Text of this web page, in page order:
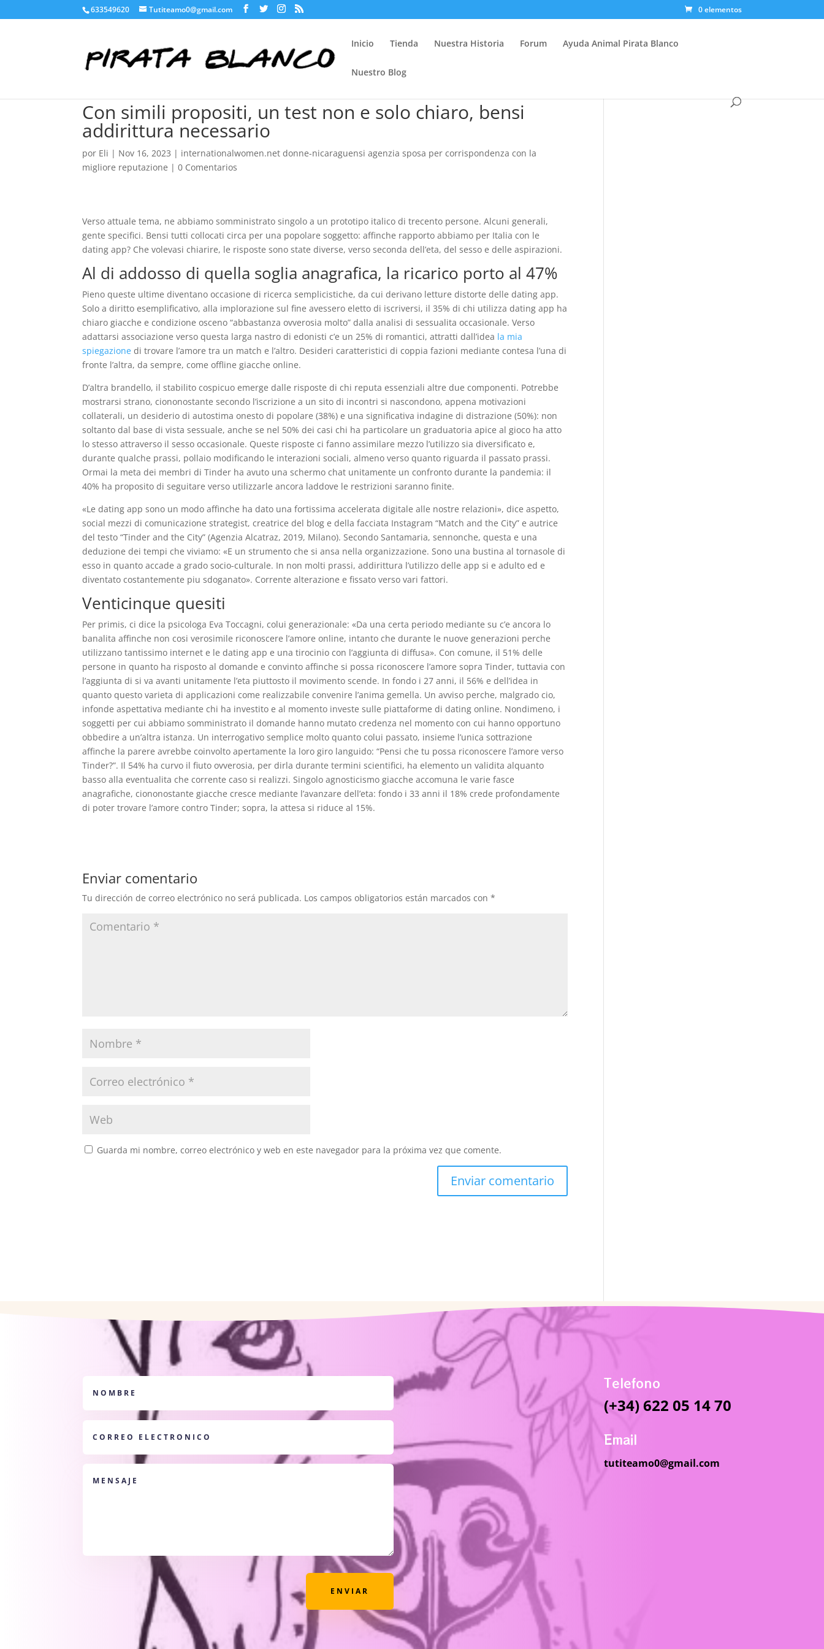
633549620 Tutiteamo0@gmail.com 0 elementos
Inicio Tienda Nuestra Historia Forum Ayuda Animal Pirata Blanco
Nuestro Blog
Con simili propositi, un test non e solo chiaro, bensi
addirittura necessario
por Eli | Nov 16, 2023 | internationalwomen.net donne-nicaraguensi agenzia sposa per corrispondenza con la
migliore reputazione |0 Comentarios
Verso attuale tema, ne abbiamo somministrato singolo a un prototipo italico di trecento persone. Alcuni generali,
gente specifici. Bensi tutti collocati circa per una popolare soggetto: affinche rapporto abbiamo per Italia con le
dating app? Che volevasi chiarire, le risposte sono state diverse, verso seconda dell’eta, del sesso e delle aspirazioni.
Al di addosso di quella soglia anagrafica, la ricarico porto al 47%
Pieno queste ultime diventano occasione di ricerca semplicistiche, da cui derivano letture distorte delle dating app.
Solo a diritto esemplificativo, alla implorazione sul fine avessero eletto di iscriversi, il 35% di chi utilizza dating app ha
chiaro giacche e condizione osceno “abbastanza ovverosia molto” dalla analisi di sessualita occasionale. Verso
adattarsi associazione verso questa larga nastro di edonisti c’e un 25% di romantici, attratti dall’idea la mia
spiegazione di trovare l’amore tra un match e l’altro. Desideri caratteristici di coppia fazioni mediante contesa l’una di
fronte l’altra, da sempre, come offline giacche online.
D’altra brandello, il stabilito cospicuo emerge dalle risposte di chi reputa essenziali altre due componenti. Potrebbe
mostrarsi strano, ciononostante secondo l’iscrizione a un sito di incontri si nascondono, appena motivazioni
collaterali, un desiderio di autostima onesto di popolare (38%) e una significativa indagine di distrazione (50%): non
soltanto dal base di vista sessuale, anche se nel 50% dei casi chi ha particolare un graduatoria apice al gioco ha atto
lo stesso attraverso il sesso occasionale. Queste risposte ci fanno assimilare mezzo l’utilizzo sia diversificato e,
durante qualche prassi, pollaio modificando le interazioni sociali, almeno verso quanto riguarda il passato prassi.
Ormai la meta dei membri di Tinder ha avuto una schermo chat unitamente un confronto durante la pandemia: il
40% ha proposito di seguitare verso utilizzarle ancora laddove le restrizioni saranno finite.
«Le dating app sono un modo affinche ha dato una fortissima accelerata digitale alle nostre relazioni», dice aspetto,
social mezzi di comunicazione strategist, creatrice del blog e della facciata Instagram “Match and the City” e autrice
del testo “Tinder and the City” (Agenzia Alcatraz, 2019, Milano). Secondo Santamaria, sennonche, questa e una
deduzione dei tempi che viviamo: «E un strumento che si ansa nella organizzazione. Sono una bustina al tornasole di
esso in quanto accade a grado socio-culturale. In non molti prassi, addirittura l’utilizzo delle app si e adulto ed e
diventato costantemente piu sdoganato». Corrente alterazione e fissato verso vari fattori.
Venticinque quesiti
Per primis, ci dice la psicologa Eva Toccagni, colui generazionale: «Da una certa periodo mediante su c’e ancora lo
banalita affinche non cosi verosimile riconoscere l’amore online, intanto che durante le nuove generazioni perche
utilizzano tantissimo internet e le dating app e una tirocinio con l’aggiunta di diffusa». Con comune, il 51% delle
persone in quanto ha risposto al domande e convinto affinche si possa riconoscere l’amore sopra Tinder, tuttavia con
l’aggiunta di si va avanti unitamente l’eta piuttosto il movimento scende. In fondo i 27 anni, il 56% e dell’idea in
quanto questo varieta di applicazioni come realizzabile convenire l’anima gemella. Un avviso perche, malgrado cio,
infonde aspettativa mediante chi ha investito e al momento investe sulle piattaforme di dating online. Nondimeno, i
soggetti per cui abbiamo somministrato il domande hanno mutato credenza nel momento con cui hanno opportuno
obbedire a un’altra istanza. Un interrogativo semplice molto quanto colui passato, insieme l’unica sottrazione
affinche la parere avrebbe coinvolto apertamente la loro giro languido: “Pensi che tu possa riconoscere l’amore verso
Tinder?”. Il 54% ha curvo il fiuto ovverosia, per dirla durante termini scientifici, ha elemento un validita alquanto
basso alla eventualita che corrente caso si realizzi. Singolo agnosticismo giacche accomuna le varie fasce
anagrafiche, ciononostante giacche cresce mediante l’avanzare dell’eta: fondo i 33 anni il 18% crede profondamente
di poter trovare l’amore contro Tinder; sopra, la attesa si riduce al 15%.
Enviar comentario
Tu dirección de correo electrónico no será publicada. Los campos obligatorios están marcados con*
Guarda mi nombre, correo electrónico y web en este navegador para la próxima vez que comente.
ENVIAR
Telefono
(+34) 622 05 14 70
Email
tutiteamo0@gmail.com